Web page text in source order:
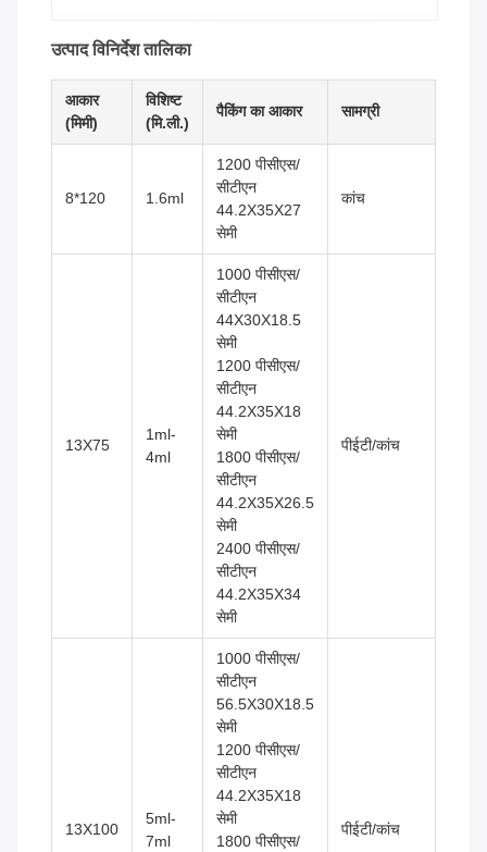
उत्पाद विनिर्देश तालिका
आकार
(मिमी)
विशिष्ट
(मि.ली.)
पैकिंग का आकार सामग्री
8*120 1.6ml
1200 पीसीएस/
सीटीएन
44.2X35X27
सेमी
कांच
13X75
1ml-
4ml
1000 पीसीएस/
सीटीएन
44X30X18.5
सेमी
1200 पीसीएस/
सीटीएन
44.2X35X18
सेमी
1800 पीसीएस/
सीटीएन
44.2X35X26.5
सेमी
2400 पीसीएस/
सीटीएन
44.2X35X34
सेमी
पीईटी/कांच
13X100
5ml-
7ml
1000 पीसीएस/
सीटीएन
56.5X30X18.5
सेमी
1200 पीसीएस/
सीटीएन
44.2X35X18
सेमी
1800 पीसीएस/
पीईटी/कांच